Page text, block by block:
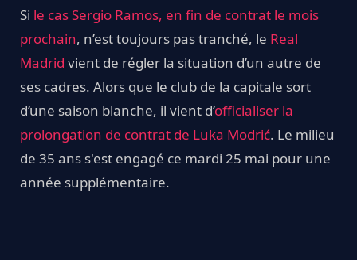
Si le cas Sergio Ramos, en fin de contrat le mois
prochain, n’est toujours pas tranché, le Real
Madrid vient de régler la situation d’un autre de
ses cadres. Alors que le club de la capitale sort
d’une saison blanche, il vient d’officialiser la
prolongation de contrat de Luka Modrić. Le milieu
de 35 ans s'est engagé ce mardi 25 mai pour une
année supplémentaire.